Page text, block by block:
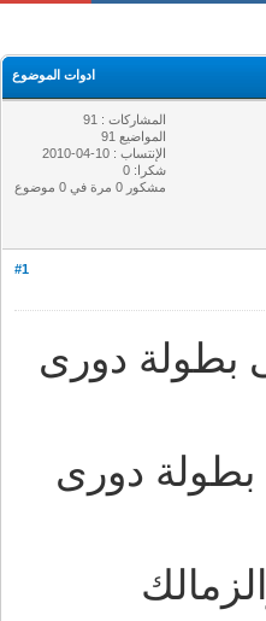
ادوات الموضوع
المشاركات : 91
المواضيع 91
الإنتساب : 10-04-2010
شكرا: 0
مشكور 0 مرة في 0 موضوع
#1
بطولة دورى
دورى